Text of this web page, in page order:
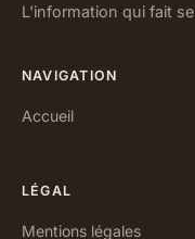
L'information qui fait
NAVIGATION
Accueil
LÉGAL
Mentions légales